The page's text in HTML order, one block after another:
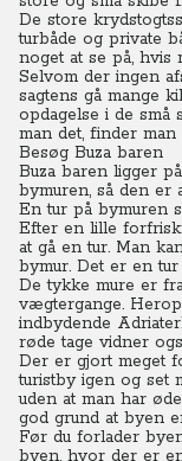
De store
turbåde og private
noget at se på,
Selvom der ingen
sagtens gå mange
opdagelse i de små
man det, finder
Besøg Buza baren
Buza baren ligger
bymuren, så den er
En tur på bymuren
Efter en lille
at gå en tur. Man
bymur. Det er en
De tykke mure er
vægtergange.
indbydende
røde tage vidner
Der er gjort meget
turistby igen og set
uden at man har
god grund at byen
Før du forlader
byen, hvor der er